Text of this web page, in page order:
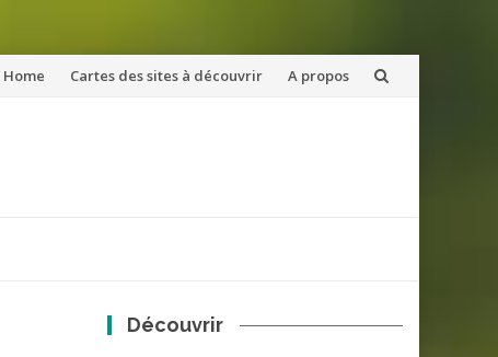
Aller
Home Cartes des sites à découvrir A propos
Découvrir